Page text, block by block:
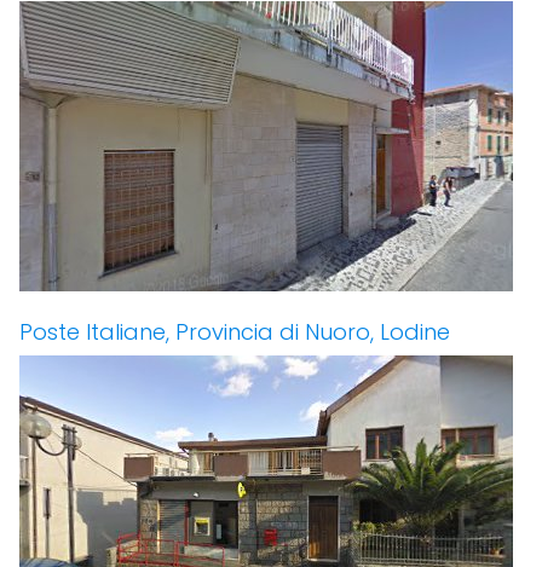
Poste Italiane, Provincia di Nuoro, Lodine